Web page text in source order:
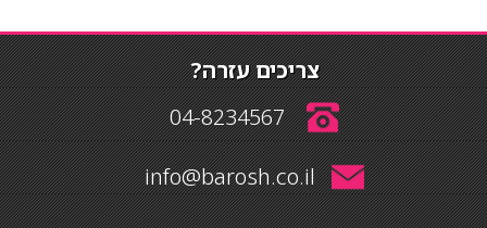
צריכים עזרה?
04-8234567
info@barosh.co.il